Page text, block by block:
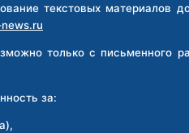
текстовых материалов
только с
за: